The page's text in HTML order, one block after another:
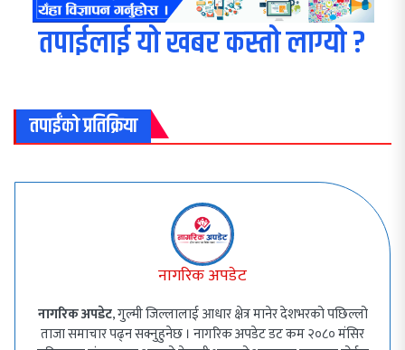
तपाईलाई यो खबर कस्तो लाग्यो ?
तपाईंको प्रतिक्रिया
नागरिक अपडेट
नागरिक अपडेट, गुल्मी जिल्लालाई आधार क्षेत्र मानेर देशभरको पछिल्लो
ताजा समाचार पढ्न सक्नुहुनेछ । नागरिक अपडेट डट कम २०८० मंसिर